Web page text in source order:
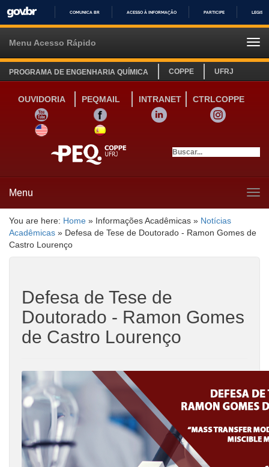
IR
COMUNICA BR ACESSO À INFORMAÇÃO PARTICIPE
Menu Acesso Rápido
PROGRAMA DE ENGENHARIA QUÍMICA COPPE UFRJ
OUVIDORIA PEQMAIL INTRANET
CTRLCOPPE
YOUTUBE
FACEBOOK LINKEDIN
INSTAGRAM
SITE INGLÊS
LINK SITE ESPANHOL
Menu
You are here: Home » Informações Acadêmicas » Notícias
Acadêmicas » Defesa de Tese de Doutorado - Ramon Gomes de
Castro Lourenço
Defesa de Tese de
Doutorado - Ramon Gomes
de Castro Lourenço